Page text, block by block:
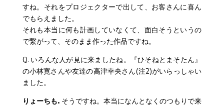
すね。それをプロジェクターで出して、お客さんに喜ん
でもらえました。
それも本当に何も計画していなくて、面白そうというの
で繋がって、そのまま作った作品ですね。
Q. いろんな人が見に来ましたね。『ひそねとまそたん』
の小林寛さんや友達の高津幸央さん(注2)がいらっしゃい
ました。
りょーちも. そうですね。本当になんとなくのつもりで来